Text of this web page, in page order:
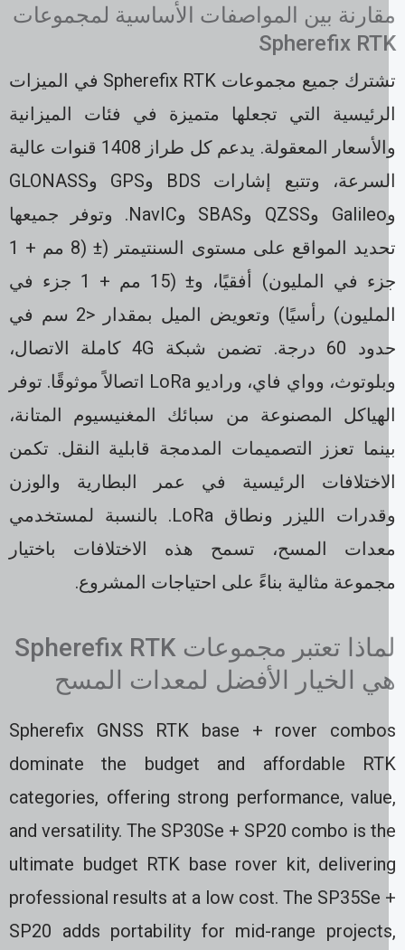
بين المواصفات الأساسية لمجموعات
Spherefix
تشترك جميع مجموعات Spherefix RTK في الميزات
التي تجعلها متميزة في فئات الميزانية
والأسعار المعقولة. يدعم كل طراز 1408 قنوات عالية
السرعة، وتتبع إشارات BDS وGPS وGLONASS
وGalileo وQZSS وSBAS وNavIC. وتوفر جميعها
تحديد المواقع على مستوى السنتيمتر (± (8 مم + 1
جزء في المليون) أفقيًا، و± (15 مم + 1 جزء في
المليون) رأسيًا) وتعويض الميل بمقدار <2 سم في
حدود 60 درجة. تضمن شبكة 4G كاملة الاتصال،
وبلوتوث، وواي فاي، وراديو LoRa اتصالاً موثوقًا. توفر
المصنوعة من سبائك المغنيسيوم المتانة،
تعزز التصميمات المدمجة قابلية النقل. تكمن
الرئيسية في عمر البطارية والوزن
وقدرات الليزر ونطاق LoRa. بالنسبة لمستخدمي
المسح، تسمح هذه الاختلافات باختيار
مثالية بناءً على احتياجات المشروع.
لماذا تعتبر مجموعات Spherefix RTK
الخيار الأفضل لمعدات المسح
Spherefix GNSS RTK base + rover
dominate the budget and affordable
categories, offering strong performance,
and versatility. The SP30Se + SP20 combo is
ultimate budget RTK base rover kit,
professional results at a low cost. The SP35Se
SP20 adds portability for mid-range